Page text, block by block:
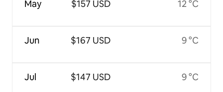
May
Jun
Jul
$157 USD
$167 USD
$147 USD
12 °C
9 °C
9 °C